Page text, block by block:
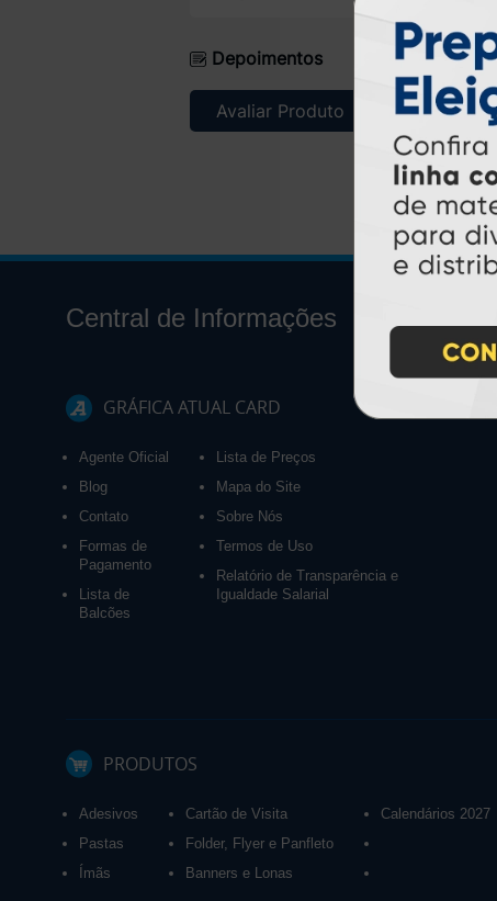
Depoimentos
Avaliar Produto
Central de Informações
GRÁFICA ATUAL CARD
Agente Oficial
Blog
Contato
Formas de
Pagamento
Lista de
Balcões
Lista de Preços
Mapa do Site
Sobre Nós
Termos de Uso
Relatório de Transparência e
Igualdade Salarial
PRODUTOS
Adesivos
Pastas
Ímãs
Cartão de Visita
Folder, Flyer e Panfleto
Banners e Lonas
Calendários 2027